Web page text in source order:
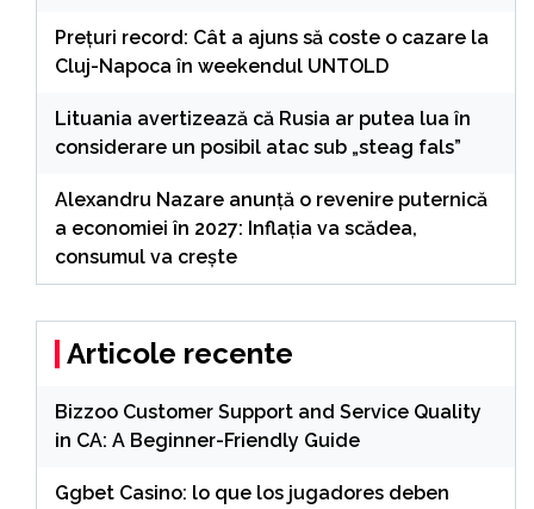
Preţuri record: Cât a ajuns să coste o cazare la
Cluj-Napoca în weekendul UNTOLD
Lituania avertizează că Rusia ar putea lua în
considerare un posibil atac sub „steag fals”
Alexandru Nazare anunță o revenire puternică
a economiei în 2027: Inflația va scădea,
consumul va crește
Articole recente
Bizzoo Customer Support and Service Quality
in CA: A Beginner-Friendly Guide
Ggbet Casino: lo que los jugadores deben